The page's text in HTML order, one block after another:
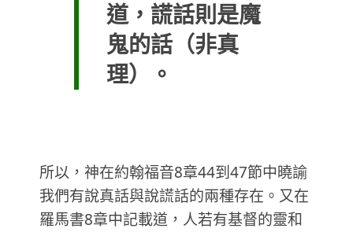
道，謊話則是魔
鬼的話（非真
理）。
所以，神在約翰福音8章44到47節中曉諭
我們有說真話與說謊話的兩種存在。又在
羅馬書8章中記載道，人若有基督的靈和